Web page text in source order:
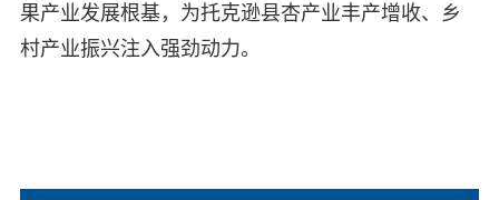
果产业发展根基，为托克逊县杏产业丰产增收、乡
村产业振兴注入强劲动力。